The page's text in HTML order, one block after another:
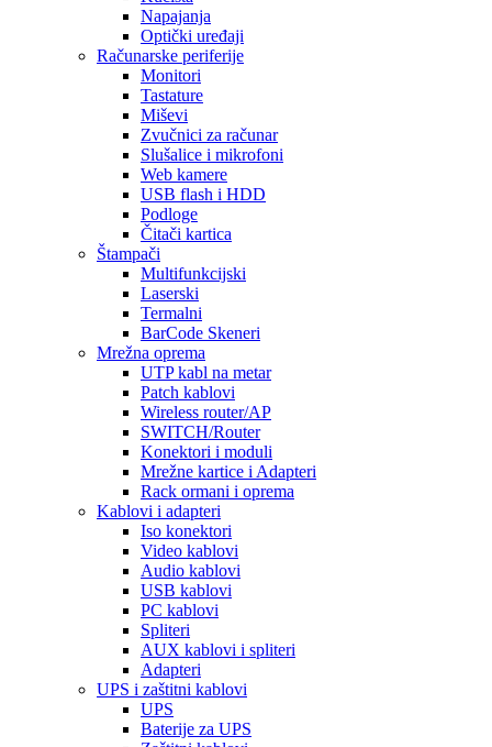
Napajanja
Optički uređaji
Računarske periferije
Monitori
Tastature
Miševi
Zvučnici za računar
Slušalice i mikrofoni
Web kamere
USB flash i HDD
Podloge
Čitači kartica
Štampači
Multifunkcijski
Laserski
Termalni
BarCode Skeneri
Mrežna oprema
UTP kabl na metar
Patch kablovi
Wireless router/AP
SWITCH/Router
Konektori i moduli
Mrežne kartice i Adapteri
Rack ormani i oprema
Kablovi i adapteri
Iso konektori
Video kablovi
Audio kablovi
USB kablovi
PC kablovi
Spliteri
AUX kablovi i spliteri
Adapteri
UPS i zaštitni kablovi
UPS
Baterije za UPS